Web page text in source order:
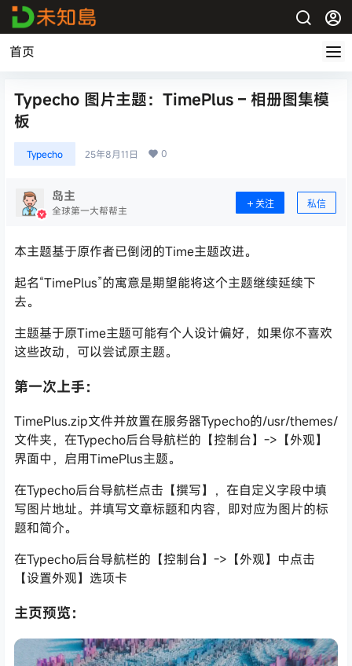
首页
Typecho 图片主题：TimePlus – 相册图集模
板
Typecho 25年8月11日 0
岛主
全球第一大帮帮主
关注 私信
本主题基于原作者已倒闭的Time主题改进。
起名“TimePlus”的寓意是期望能将这个主题继续延续下
去。
主题基于原Time主题可能有个人设计偏好，如果你不喜欢
这些改动，可以尝试原主题。
第一次上手：
TimePlus.zip文件并放置在服务器Typecho的/usr/themes/
文件夹，在Typecho后台导航栏的【控制台】->【外观】
界面中，启用TimePlus主题。
在Typecho后台导航栏点击【撰写】，在自定义字段中填
写图片地址。并填写文章标题和内容，即对应为图片的标
题和简介。
在Typecho后台导航栏的【控制台】->【外观】中点击
【设置外观】选项卡
主页预览：